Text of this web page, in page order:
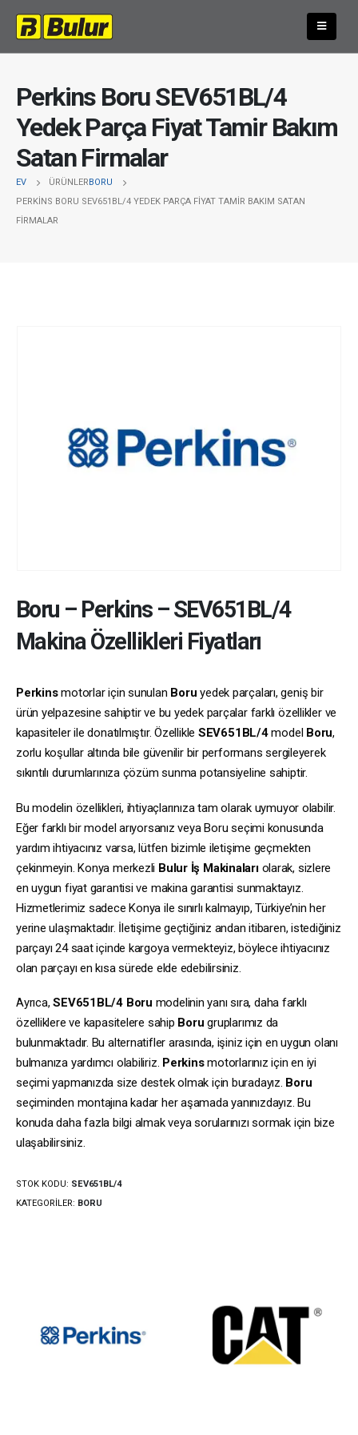
Perkins Boru SEV651BL/4
Yedek Parça Fiyat Tamir Bakım
Satan Firmalar
EV ÜRÜNLERBORU
PERKINS BORU SEV651BL/4 YEDEK PARÇA FIYAT TAMIR BAKIM SATAN
FIRMALAR
Boru – Perkins–SEV651BL/4
Makina Özellikleri Fiyatları
Perkinsmotorlar için sunulan Boru yedek parçaları, geniş bir
ürün yelpazesine sahiptir ve bu yedek parçalar farklı özellikler ve
kapasiteler ile donatılmıştır. Özellikle SEV651BL/4model Boru,
zorlu koşullar altında bile güvenilir bir performans sergileyerek
sıkıntılı durumlarınıza çözüm sunma potansiyeline sahiptir.
Bu modelin özellikleri, ihtiyaçlarınıza tam olarak uymuyor olabilir.
Eğer farklı bir model arıyorsanız veya Boru seçimi konusunda
yardım ihtiyacınız varsa, lütfen bizimle iletişime geçmekten
çekinmeyin. Konya merkezli Bulur İş Makinalarıolarak, sizlere
en uygun fiyat garantisi ve makina garantisi sunmaktayız.
Hizmetlerimiz sadece Konya ile sınırlı kalmayıp, Türkiye’nin her
yerine ulaşmaktadır. İletişime geçtiğiniz andan itibaren, istediğiniz
parçayı 24 saat içinde kargoya vermekteyiz, böylece ihtiyacınız
olan parçayı en kısa sürede elde edebilirsiniz.
Ayrıca,SEV651BL/4 Boru modelinin yanı sıra, daha farklı
özelliklere ve kapasitelere sahip Boru gruplarımız da
bulunmaktadır. Bu alternatifler arasında, işiniz için en uygun olanı
bulmanıza yardımcı olabiliriz. Perkinsmotorlarınız için en iyi
seçimi yapmanızda size destek olmak için buradayız. Boru
seçiminden montajına kadar her aşamada yanınızdayız. Bu
konuda daha fazla bilgi almak veya sorularınızı sormak için bize
ulaşabilirsiniz.
STOK KODU: SEV651BL/4
KATEGORILER: BORU